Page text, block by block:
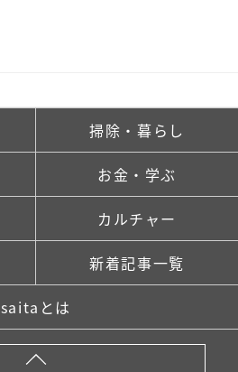
掃除・暮らし
お金・学ぶ
カルチャー
新着記事一覧
saitaとは